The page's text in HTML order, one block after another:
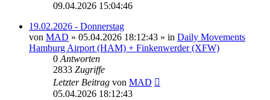
09.04.2026 15:04:46
19.02.2026 - Donnerstag
von MAD » 05.04.2026 18:12:43 » in Daily Movements
Hamburg Airport (HAM) + Finkenwerder (XFW)
0 Antworten
2833 Zugriffe
Letzter Beitrag von MAD
05.04.2026 18:12:43